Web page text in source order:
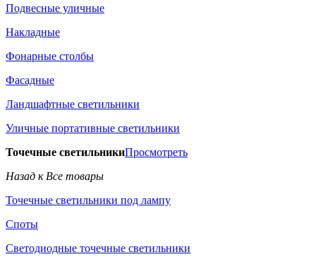
Подвесные уличные
Накладные
Фонарные столбы
Фасадные
Ландшафтные светильники
Уличные портативные светильники
Точечные светильникиПросмотреть
Назад к Все товары
Точечные светильники под лампу
Споты
Светодиодные точечные светильники